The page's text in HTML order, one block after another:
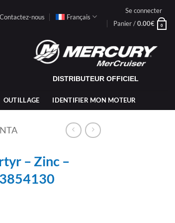
Contactez-nous Français
Se connecter
Panier /0.00€ 0
DISTRIBUTEUR OFFICIEL
OUTILLAGE IDENTIFIER MON MOTEUR
– Zinc –
3854130